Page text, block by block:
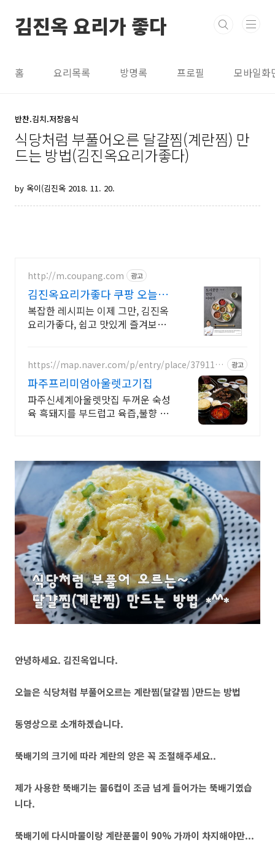
김진옥 요리가 좋다
홈 요리목록 방명록 프로필 모바일화
반찬.김치.저장음식
식당처럼 부풀어오른 달걀찜(계란찜) 만
드는 방법(김진옥요리가좋다)
by 옥이(김진옥 2018. 11. 20.
http://m.coupang.com 광고
김진옥요리가좋다 쿠팡 오늘주
문 내일도착 로켓배송
복잡한 레시피는 이제 그만, 김진옥
요리가좋다, 쉽고 맛있게 즐겨보세
https://map.naver.com/p/entry/place/3791110
광고
파주프리미엄아울렛고기집
파주신세계아울렛맛집 두꺼운 숙성
육 흑돼지를 부드럽고 육즙,불향 있
안녕하세요. 김진옥입니다.
오늘은 식당처럼 부풀어오르는 계란찜(달걀찜 )만드는 방법
동영상으로 소개하겠습니다.
뚝배기의 크기에 따라 계란의 양은 꼭 조절해주세요..
제가 사용한 뚝배기는 물6컵이 조금 넘게 들어가는 뚝배기였습
니다.
뚝배기에 다시마물이랑 계란푼물이 90% 가까이 차지해야만...